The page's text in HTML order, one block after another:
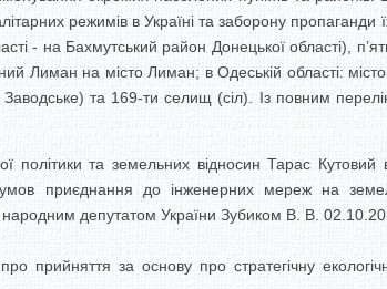
режимів в Україні та заборону
- на Бахмутський район Донецької області),
Лиман на місто Лиман; в Одеській області:
та 169-ти селищ (сіл). Із повним
політики та земельних відносин Тарас
приєднання до інженерних мереж на
депутатом України Зубиком В. В.
за основу про стратегічну